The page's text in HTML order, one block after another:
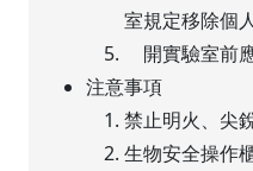
室規定移除個
離開實驗室前
注意事項
禁止明火、尖
生物安全操作